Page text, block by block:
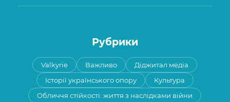
Рубрики
Valkyrie Важливо
Діджитал медіа
Історії українського опору
Культура
Обличчя стійкості: життя з наслідками війни